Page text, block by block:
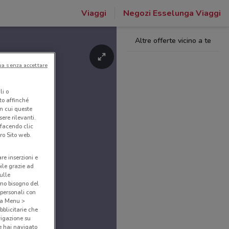
Viaggi Negozi Esselunga Viaggi
Altre offerte vicino a te
o
affinché
cui queste
rilevanti.
clic
Sito web.
inserzioni e
grazie ad
bisogno del
con
Menu >
che
su
hai navigato
senza accettare